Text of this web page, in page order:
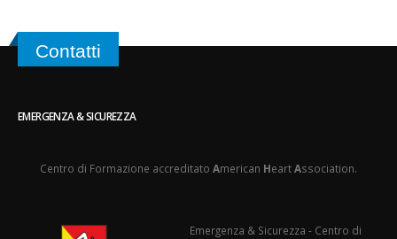
Contatti
EMERGENZA & SICUREZZA
Centro di Formazione accreditato American HeartAssociation.
Emergenza & Sicurezza - Centro di